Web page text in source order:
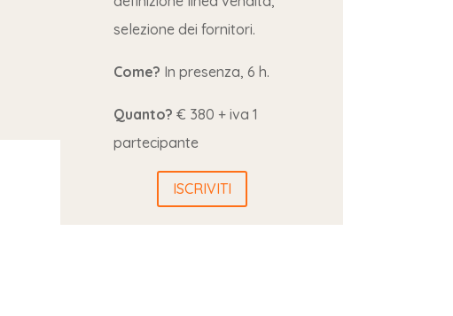
selezione dei fornitori.
Come? In presenza, 6 h.
Quanto? € 380 + iva 1
partecipante
ISCRIVITI